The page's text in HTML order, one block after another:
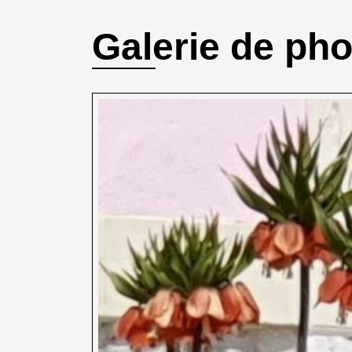
Galerie de